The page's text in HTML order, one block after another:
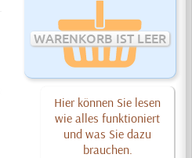
WARENKORB IST LEER
Hier können Sie lesen
wie alles funktioniert
und was Sie dazu
brauchen.